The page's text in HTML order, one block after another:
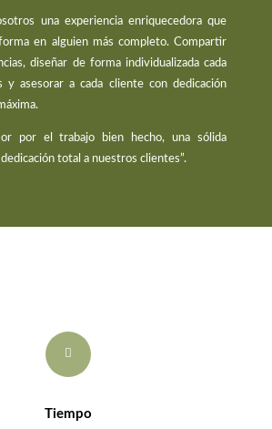
una experiencia enriquecedora que
en alguien más completo. Compartir
diseñar de forma individualizada cada
y asesorar a cada cliente con dedicación
por el trabajo bien hecho, una sólida
total a nuestros clientes”.
Tiempo